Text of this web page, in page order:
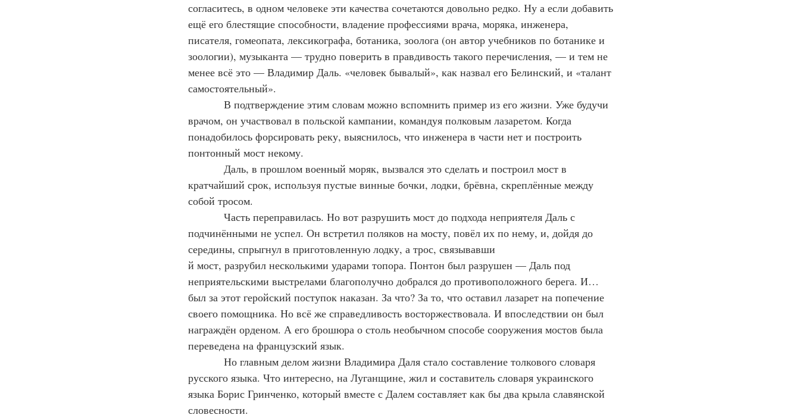
согласитесь, в одном человеке эти качества сочетаются довольно редко. Ну а если добавить
ещё его блестящие способности, владение профессиями врача, моряка, инженера,
писателя, гомеопата, лексикографа, ботаника, зоолога (он автор учебников по ботанике и
зоологии), музыканта — трудно поверить в правдивость такого перечисления, — и тем не
менее всё это — Владимир Даль. «человек бывалый», как назвал его Белинский, и «талант
самостоятельный».
В подтверждение этим словам можно вспомнить пример из его жизни. Уже будучи
врачом, он участвовал в польской кампании, командуя полковым лазаретом. Когда
понадобилось форсировать реку, выяснилось, что инженера в части нет и построить
понтонный мост некому.
Даль, в прошлом военный моряк, вызвался это сделать и построил мост в
кратчайший срок, используя пустые винные бочки, лодки, брёвна, скреплённые между
собой тросом.
Часть переправилась. Но вот разрушить мост до подхода неприятеля Даль с
подчинёнными не успел. Он встретил поляков на мосту, повёл их по нему, и, дойдя до
середины, спрыгнул в приготовленную лодку, а трос, связывавши
й мост, разрубил несколькими ударами топора. Понтон был разрушен — Даль под
неприятельскими выстрелами благополучно добрался до противоположного берега. И…
был за этот геройский поступок наказан. За что? За то, что оставил лазарет на попечение
своего помощника. Но всё же справедливость восторжествовала. И впоследствии он был
награждён орденом. А его брошюра о столь необычном способе сооружения мостов была
переведена на французский язык.
Но главным делом жизни Владимира Даля стало составление толкового словаря
русского языка. Что интересно, на Луганщине, жил и составитель словаря украинского
языка Борис Гринченко, который вместе с Далем составляет как бы два крыла славянской
словесности.